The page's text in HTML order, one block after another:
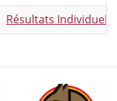
Résultats Individuels